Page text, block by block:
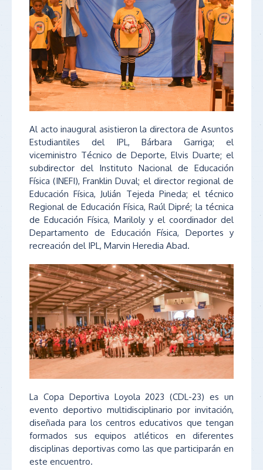
Al acto inaugural asistieron la directora de Asuntos
Estudiantiles del IPL, Bárbara Garriga; el
viceministro Técnico de Deporte, Elvis Duarte; el
subdirector del Instituto Nacional de Educación
Física (INEFI), Franklin Duval; el director regional de
Educación Física, Julián Tejeda Pineda; el técnico
Regional de Educación Física, Raúl Dipré; la técnica
de Educación Física, Mariloly y el coordinador del
Departamento de Educación Física, Deportes y
recreación del IPL, Marvin Heredia Abad.
La Copa Deportiva Loyola 2023 (CDL-23) es un
evento deportivo multidisciplinario por invitación,
diseñada para los centros educativos que tengan
formados sus equipos atléticos en diferentes
disciplinas deportivas como las que participarán en
este encuentro.